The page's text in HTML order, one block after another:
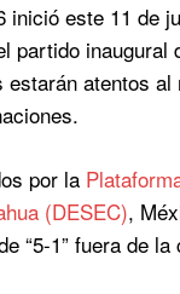
inició este 11 de
partido
atentos
por la
(DESEC),
“5-1” fuera de